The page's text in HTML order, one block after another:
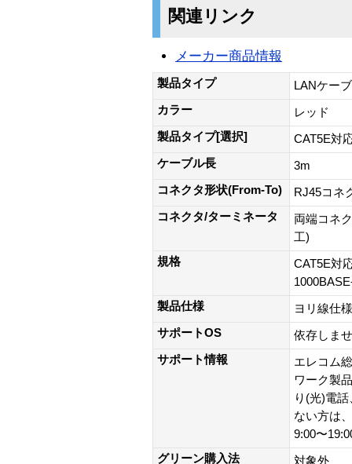
関連リンク
メーカー商品情報
製品タイプ
LANケー
カラー
レッド
製品タイプ[選択]
CAT5E対
ケーブル長
3m
コネクタ形状(From-To)
RJ45コネ
コネクタ/ターミネータ
両端コネ
工)
規格
CAT5E対
製品仕様
ヨリ線仕様
サポートOS
依存しま
サポート情報
エレコム
ワーク製
り(光)電
ない方は
9:00〜
グリーン購入法
対象外